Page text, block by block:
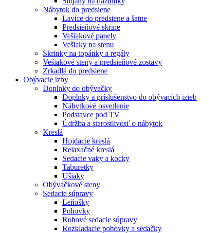
Nábytok do predsiene
Lavice do predsiene a šatne
Predsieňové skrine
Vešiakové panely
Vešiaky na stenu
Skrinky na topánky a regály
Vešiakové steny a predsieňové zostavy
Zrkadlá do predsiene
Obývacie izby
Doplnky do obývačky
Doplnky a príslušenstvo do obývacích izieb
Nábytkové osvetlenie
Podstavce pod TV
Údržba a starostlivosť o nábytok
Kreslá
Hojdacie kreslá
Relaxačné kreslá
Sedacie vaky a kocky
Taburetky
Ušiaky
Obývačkové steny
Sedacie súpravy
Leňošky
Pohovky
Rohové sedacie súpravy
Rozkladacie pohovky a sedačky